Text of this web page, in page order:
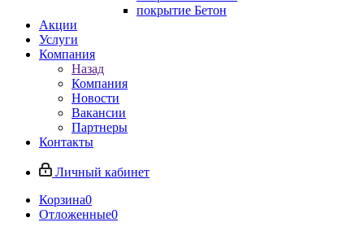
покрытие Бетон
Акции
Услуги
Компания
Назад
Компания
Новости
Вакансии
Партнеры
Контакты
Личный кабинет
Корзина0
Отложенные0